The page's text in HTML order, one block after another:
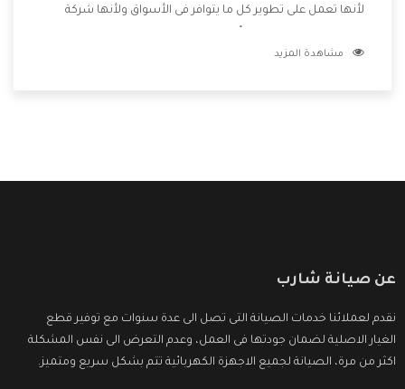
لأنها تعمل على تطوير كل ما يتوافر فى الأسواق ولأنها شركة
وتقدم للعملاء أقوى العروض والخصومات التى تسهل على
مشاهدة المزيد
عن صيانة شارب
نقدم لعملائنا خدمات الصيانة التى تصل الى عدة سنوات مع توفير قطع
الغيار الاصلية لضمان جودتها فى العمل، وعدم التعرض الى نفس المشكلة
اكثر من مرة، الصيانة لجميع الاجهزة الكهربائية تتم بشكل سريع ومتميز.